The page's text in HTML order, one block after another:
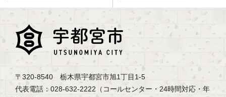
〒320-8540 栃木県宇都宮市旭1丁目1-5
代表電話：028-632-2222（コールセンター・24時間対応・年